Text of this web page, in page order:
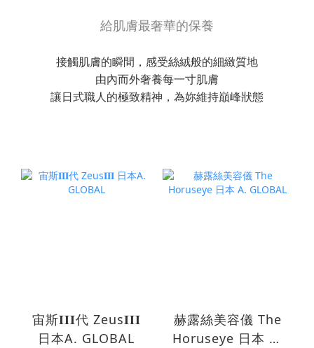
給肌膚最奢華的保養
接觸肌膚的瞬間，感受絲絨般的細緻質地
由內而外奢養每一寸肌膚
讓日式職人的極致精神，為妳維持巔峰狀態
宙斯𝚰𝚰𝚰代 Zeus𝚰𝚰𝚰
日本A. GLOBAL
赫露絲美容儀 The
Horuseye 日本 A.